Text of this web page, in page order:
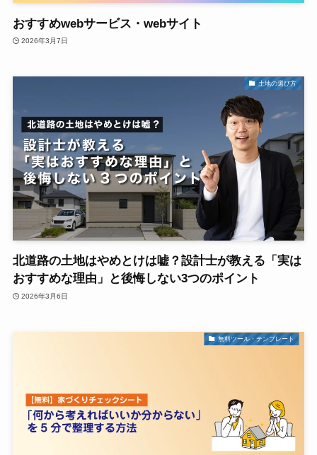
おすすめwebサービス・webサイト
2026年3月7日
土地の選び方
北道路の土地はやめとけは嘘？設計士が教える「実は
おすすめな理由」と後悔しない3つのポイント
2026年3月6日
無料ツール・テンプレート